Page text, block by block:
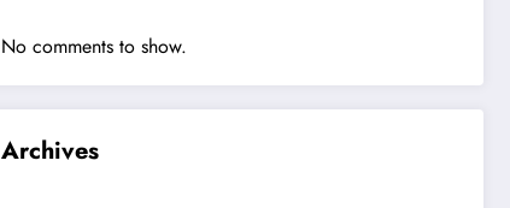
No comments to show.
Archives